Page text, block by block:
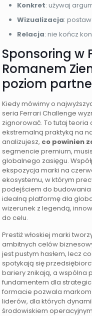
Konkret: używaj
Wizualizacja:
Relacja: nie kończ
Sponsoring w
Romanem
poziom
Kiedy mówimy o
seria Ferrari Challenge
zignorować. To tutaj
ekstremalną praktyką na
analizujesz, co powinien
segmencie premium,
globalnego zasięgu.
ekspozycja marki na
ekosystemu, w którym
podejściem do budowania
idealną platformę dla
wizerunek z legendą,
do celu.
Prestiż włoskiej marki
ambitnych celów
jest pustym hasłem, lecz
spotykają się
bariery znikają, a wspólna
fundamentem dla
formacie pozwala
liderów, dla których
środowiskiem